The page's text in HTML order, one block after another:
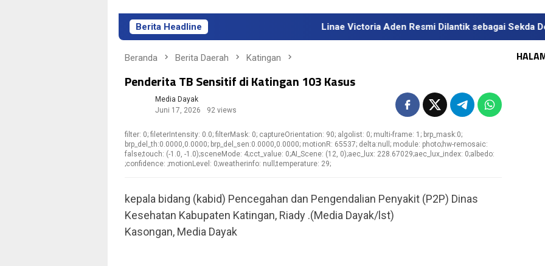
Berita Headline Linae Victoria Aden Resmi Dilantik sebagai Sekda Definitif
Beranda Berita Daerah Katingan
Penderita TB Sensitif di Katingan 103 Kasus
Media Dayak
Juni 17, 2026
92 views
filter: 0; fileterIntensity: 0.0; filterMask: 0; captureOrientation: 90; algolist: 0; multi-frame: 1; brp_mask:0;
brp_del_th:0.0000,0.0000; brp_del_sen:0.0000,0.0000; motionR: 65537; delta:null; module: photo;hw-remosaic:
false;touch: (-1.0, -1.0);sceneMode: 4;cct_value: 0;AI_Scene: (12, 0);aec_lux: 228.67029;aec_lux_index: 0;albedo:
;confidence: ;motionLevel: 0;weatherinfo: null;temperature: 29;
kepala bidang (kabid) Pencegahan dan Pengendalian Penyakit (P2P) Dinas
Kesehatan Kabupaten Katingan, Riady .(Media Dayak/lst)
Kasongan, Media Dayak